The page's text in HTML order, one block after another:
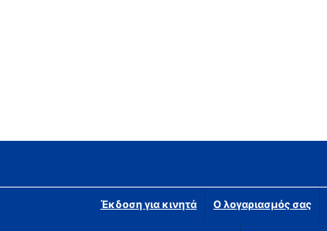
Έκδοση για κινητά Ο λογαριασμός σας